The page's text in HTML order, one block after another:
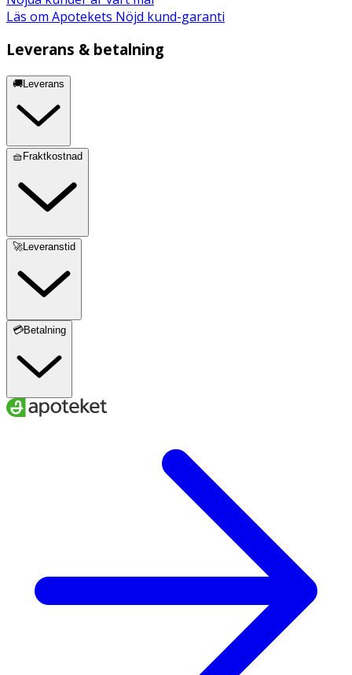
Läs om Apotekets Nöjd kund-garanti
Leverans & betalning
🚚Leverans
🧺Fraktkostnad
🚀Leveranstid
💳Betalning